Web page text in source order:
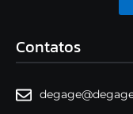
Contatos